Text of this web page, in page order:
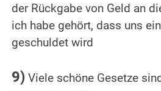
der Rückgabe von Geld an
ich habe gehört, dass uns
geschuldet wird
9) Viele schöne Gesetze